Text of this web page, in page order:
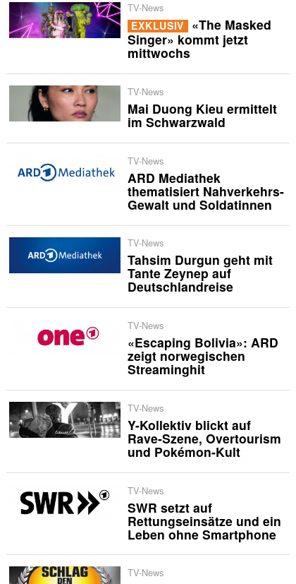
TV-News
EXKLUSIV «The Masked
Singer» kommt jetzt
mittwochs
TV-News
Mai Duong Kieu ermittelt
im Schwarzwald
TV-News
ARD Mediathek
thematisiert Nahverkehrs-
Gewalt und Soldatinnen
TV-News
Tahsim Durgun geht mit
Tante Zeynep auf
Deutschlandreise
TV-News
«Escaping Bolivia»: ARD
zeigt norwegischen
Streaminghit
TV-News
Y-Kollektiv blickt auf
Rave-Szene, Overtourism
und Pokémon-Kult
TV-News
SWR setzt auf
Rettungseinsätze und ein
Leben ohne Smartphone
TV-News